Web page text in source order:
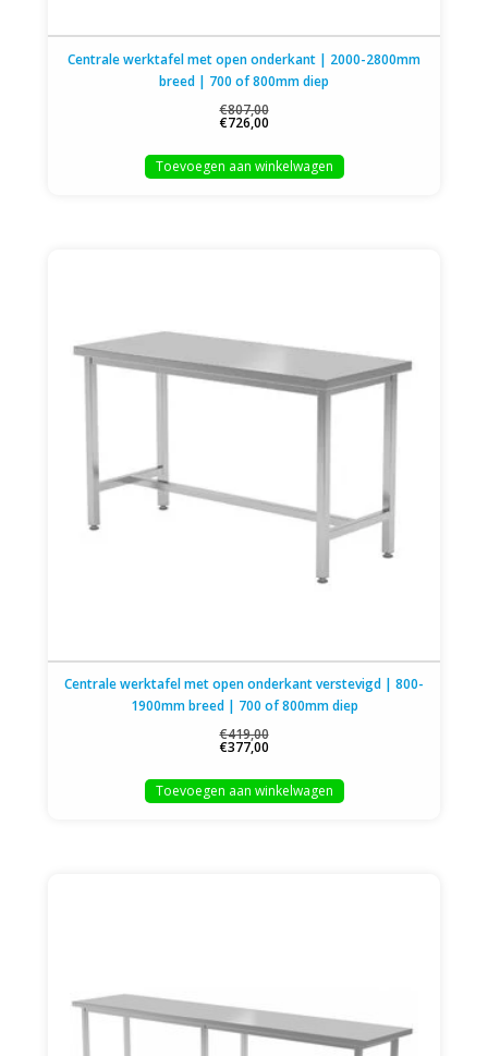
Centrale werktafel met open onderkant | 2000-2800mm
breed | 700 of 800mm diep
€807,00
€726,00
Toevoegen aan winkelwagen
Centrale werktafel met open onderkant verstevigd | 800-
1900mm breed | 700 of 800mm diep
€419,00
€377,00
Toevoegen aan winkelwagen